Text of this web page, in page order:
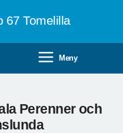
67 Tomelilla
Meny
Perenner och